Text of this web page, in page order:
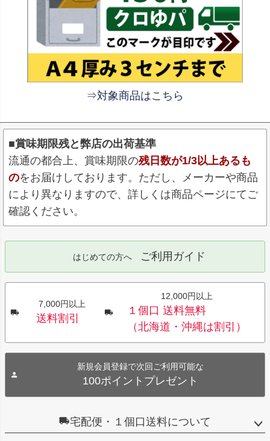
⇒対象商品はこちら
■賞味期限残と弊店の出荷基準
流通の都合上、賞味期限の残日数が1/3以上あるも
のをお届けしております。ただし、メーカーや商品
により異なりますので、詳しくは商品ページにてご
確認ください。
はじめての方へ ご利用ガイド
7,000円以上
送料割引
12,000円以上
１個口 送料無料
（北海道・沖縄は割引）
新規会員登録で次回ご利用可能な
100ポイントプレゼント
宅配便・１個口送料について